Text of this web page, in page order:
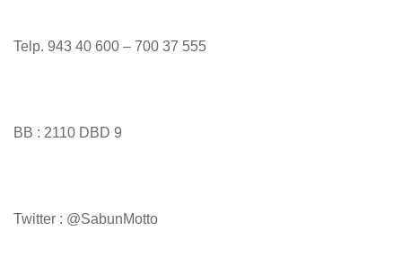
Telp. 943 40 600 – 700 37 555
BB : 2110 DBD 9
Twitter : @SabunMotto